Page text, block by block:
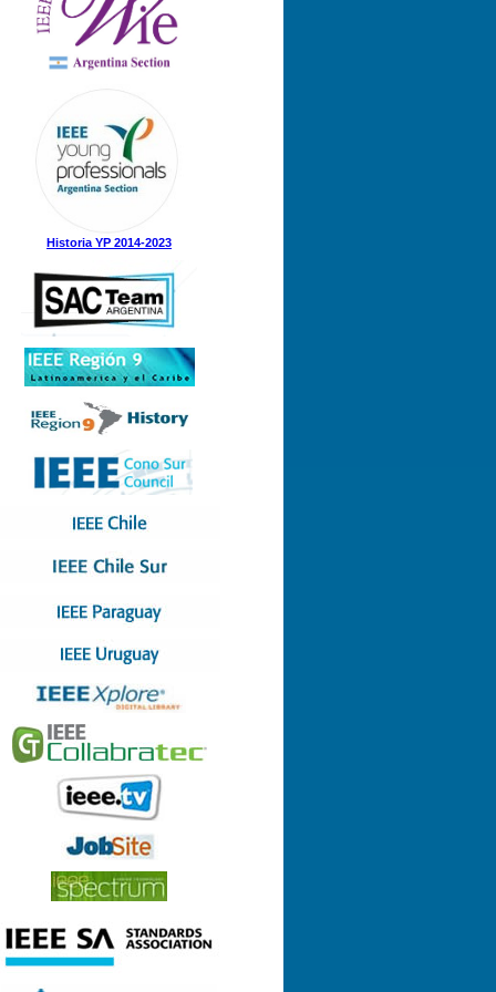
3 (21-08-2024)
2 (12-08-2024)
1 (31-05-2024)
2 (28-09-2023)
1 (07-09-2023)
7 (21-11-2022)
5 (31-08-2022)
3 (13-05-2022)
8 (29-12-2021)
7 (23-12-2021)
5 (06-09-2021)
3 (23-06-2021)
1 (22-04-2021)
9 (21-12-2020)
8 (26-11-2020)
Historia YP 2014-2023